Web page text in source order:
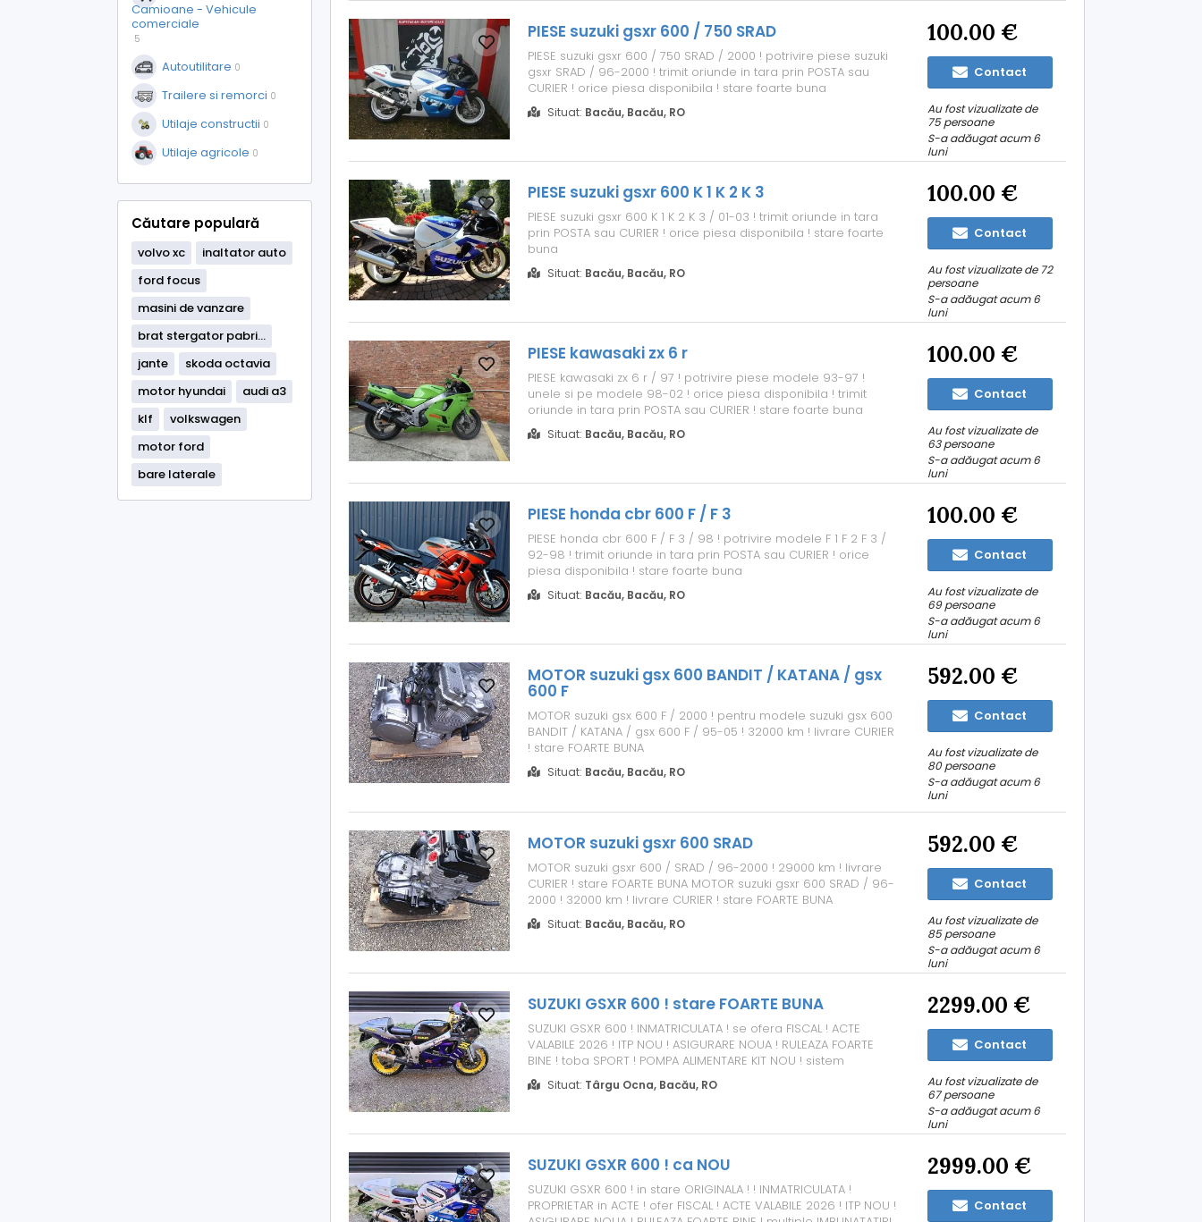
Camioane - Vehicule
comerciale
5
Autoutilitare 0
Trailere si remorci 0
Utilaje constructii 0
Utilaje agricole 0
Căutare populară
volvo xc
inaltator auto
ford focus
masini de vanzare
brat stergator pabri...
jante
skoda octavia
motor hyundai
audi a3
klf
volkswagen
motor ford
bare laterale
PIESE suzuki gsxr 600 / 750 SRAD
PIESE suzuki gsxr 600 / 750 SRAD / 2000 ! potrivire piese suzuki
gsxr SRAD / 96-2000 ! trimit oriunde in tara prin POSTA sau
CURIER ! orice piesa disponibila ! stare foarte buna
Situat: Bacău, Bacău, RO
100.00 €
Contact
Au fost vizualizate de
75 persoane
S-a adăugat acum 6
luni
PIESE suzuki gsxr 600 K 1 K 2 K 3
PIESE suzuki gsxr 600 K 1 K 2 K 3 / 01-03 ! trimit oriunde in tara
prin POSTA sau CURIER ! orice piesa disponibila ! stare foarte
buna
Situat: Bacău, Bacău, RO
100.00 €
Contact
Au fost vizualizate de 72
persoane
S-a adăugat acum 6
luni
PIESE kawasaki zx 6 r
PIESE kawasaki zx 6 r / 97 ! potrivire piese modele 93-97 !
unele si pe modele 98-02 ! orice piesa disponibila ! trimit
oriunde in tara prin POSTA sau CURIER ! stare foarte buna
Situat: Bacău, Bacău, RO
100.00 €
Contact
Au fost vizualizate de
63 persoane
S-a adăugat acum 6
luni
PIESE honda cbr 600 F / F 3
PIESE honda cbr 600 F / F 3 / 98 ! potrivire modele F 1 F 2 F 3 /
92-98 ! trimit oriunde in tara prin POSTA sau CURIER ! orice
piesa disponibila ! stare foarte buna
Situat: Bacău, Bacău, RO
100.00 €
Contact
Au fost vizualizate de
69 persoane
S-a adăugat acum 6
luni
MOTOR suzuki gsx 600 BANDIT / KATANA / gsx
600 F
MOTOR suzuki gsx 600 F / 2000 ! pentru modele suzuki gsx 600
BANDIT / KATANA / gsx 600 F / 95-05 ! 32000 km ! livrare CURIER
! stare FOARTE BUNA
Situat: Bacău, Bacău, RO
592.00 €
Contact
Au fost vizualizate de
80 persoane
S-a adăugat acum 6
luni
MOTOR suzuki gsxr 600 SRAD
MOTOR suzuki gsxr 600 / SRAD / 96-2000 ! 29000 km ! livrare
CURIER ! stare FOARTE BUNA MOTOR suzuki gsxr 600 SRAD / 96-
2000 ! 32000 km ! livrare CURIER ! stare FOARTE BUNA
Situat: Bacău, Bacău, RO
592.00 €
Contact
Au fost vizualizate de
85 persoane
S-a adăugat acum 6
luni
SUZUKI GSXR 600 ! stare FOARTE BUNA
SUZUKI GSXR 600 ! INMATRICULATA ! se ofera FISCAL ! ACTE
VALABILE 2026 ! ITP NOU ! ASIGURARE NOUA ! RULEAZA FOARTE
BINE ! toba SPORT ! POMPA ALIMENTARE KIT NOU ! sistem
INJECTARE curatate calibrate KIT NOU ! cauciucuri kit lant
baterie bujii filtre ulei motul 300 v ! MENTENANTA
Situat: Târgu Ocna, Bacău, RO
2299.00 €
Contact
Au fost vizualizate de
67 persoane
S-a adăugat acum 6
luni
SUZUKI GSXR 600 ! ca NOU
SUZUKI GSXR 600 ! in stare ORIGINALA ! ! INMATRICULATA !
PROPRIETAR in ACTE ! ofer FISCAL ! ACTE VALABILE 2026 ! ITP NOU !
2999.00 €
Contact